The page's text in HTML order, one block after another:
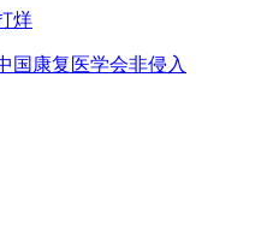
烊
国康复医学会非侵入